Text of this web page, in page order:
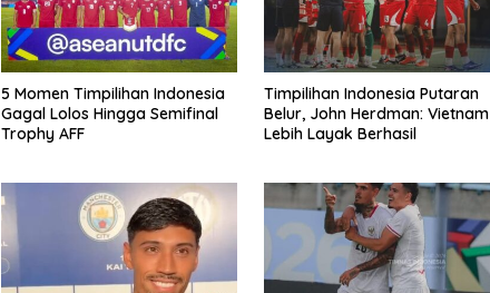
5 Momen Timpilihan Indonesia
Gagal Lolos Hingga Semifinal
Trophy AFF
Timpilihan Indonesia Putaran
Belur, John Herdman: Vietnam
Lebih Layak Berhasil